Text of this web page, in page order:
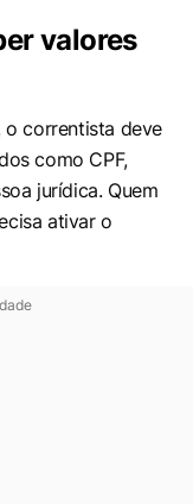
valores
o correntista deve
como CPF,
jurídica. Quem
ativar o